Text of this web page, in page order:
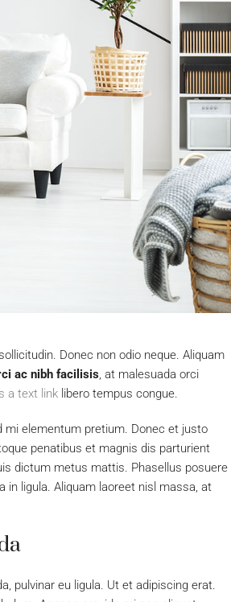
Donec non odio neque. Aliquam
ac nibh facilisis, at malesuada orci
a text link libero tempus congue.
mi elementum pretium. Donec et justo
penatibus et magnis dis parturient
dictum metus mattis. Phasellus posuere
ligula. Aliquam laoreet nisl massa, at
pulvinar eu ligula. Ut et adipiscing erat.